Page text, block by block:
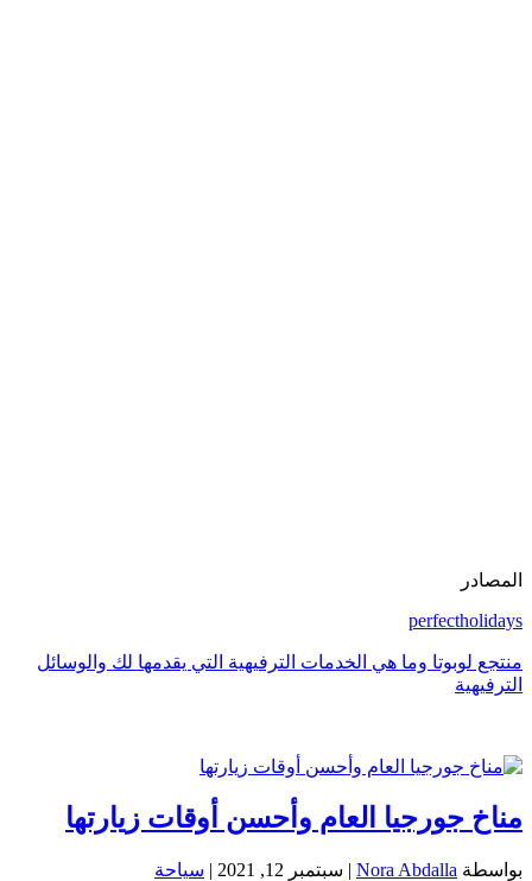
المصادر
perfectholidays
منتجع لوبوتا وما هي الخدمات الترفيهية التي يقدمها لك والوسائل
الترفيهية
مناخ جورجيا العام وأحسن أوقات زيارتها
بواسطة Nora Abdalla
| سبتمبر 12, 2021 | سياحة